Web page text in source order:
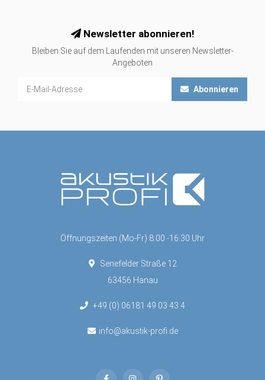
Newsletter abonnieren!
Bleiben Sie auf dem Laufenden mit unseren Newsletter-
Angeboten
Abonnieren
Öffnungszeiten (Mo-Fr) 8:00 -16:30 Uhr
Senefelder Straße 12
63456 Hanau
+49 (0) 06181 49 03 43 4
info@akustik-profi.de